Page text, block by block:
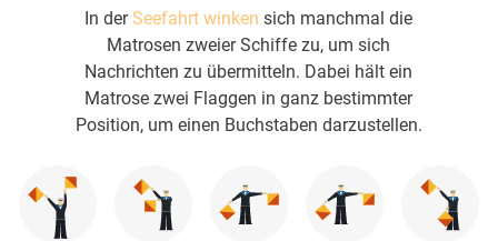
In derSeefahrt winken sich manchmal die
Matrosen zweier Schiffe zu, um sich
Nachrichten zu übermitteln. Dabei hält ein
Matrose zwei Flaggen in ganz bestimmter
Position, um einen Buchstaben darzustellen.